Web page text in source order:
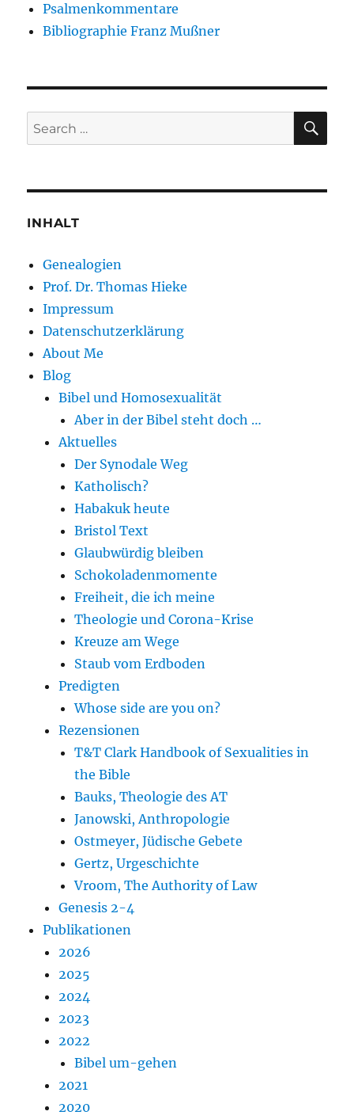
Psalmenkommentare
Bibliographie Franz Mußner
Search
for:
INHALT
Genealogien
Prof. Dr. Thomas Hieke
Impressum
Datenschutzerklärung
About Me
Blog
Bibel und Homosexualität
Aber in der Bibel steht doch …
Aktuelles
Der Synodale Weg
Katholisch?
Habakuk heute
Bristol Text
Glaubwürdig bleiben
Schokoladenmomente
Freiheit, die ich meine
Theologie und Corona-Krise
Kreuze am Wege
Staub vom Erdboden
Predigten
Whose side are you on?
Rezensionen
T&T Clark Handbook of Sexualities in
the Bible
Bauks, Theologie des AT
Janowski, Anthropologie
Ostmeyer, Jüdische Gebete
Gertz, Urgeschichte
Vroom, The Authority of Law
Genesis 2-4
Publikationen
2026
2025
2024
2023
2022
Bibel um-gehen
2021
2020